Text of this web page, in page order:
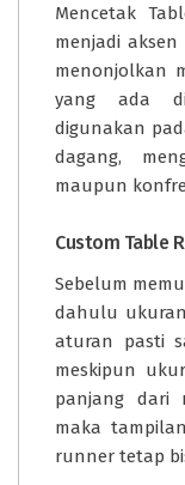
Mencetak
menjadi
menonjolkan
yang ada
digunakan
dagang,
maupun
Custom Table
Sebelum
dahulu
aturan pasti
meskipun
panjang dari
maka
runner tetap